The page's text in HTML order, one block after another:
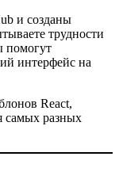
и созданы
трудности
помогут
интерфейс на
React,
самых разных